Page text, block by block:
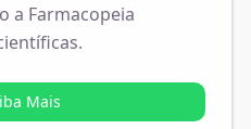
a Farmacopeia
Mais